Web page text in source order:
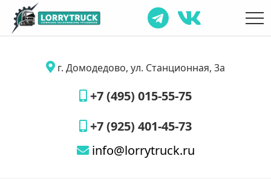
г. Домодедово, ул. Станционная, 3а
+7 (495) 015-55-75
+7 (925) 401-45-73
info@lorrytruck.ru